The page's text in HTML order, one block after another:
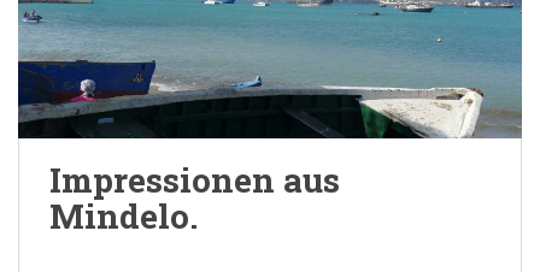
Impressionen aus
Mindelo.